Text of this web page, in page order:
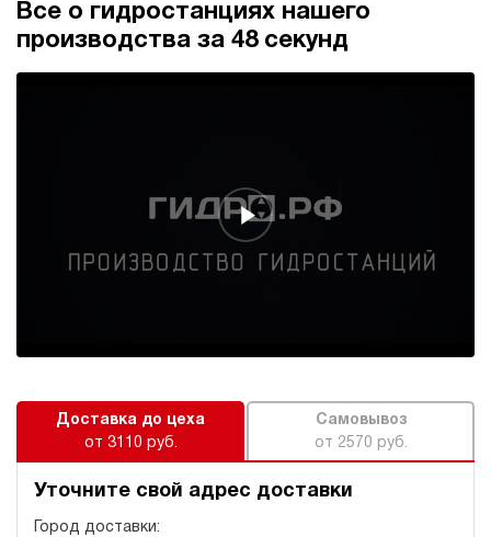
Все о гидростанциях нашего
производства за 48 секунд
Доставка до цеха
от 3110 руб.
Самовывоз
от 2570 руб.
Уточните свой адрес доставки
Город доставки: